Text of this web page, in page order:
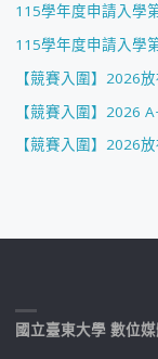
115學年度申請入學
115學年度申請入學
【競賽入圍】2026
【競賽入圍】2026
【競賽入圍】2026
國立臺東大學 數位